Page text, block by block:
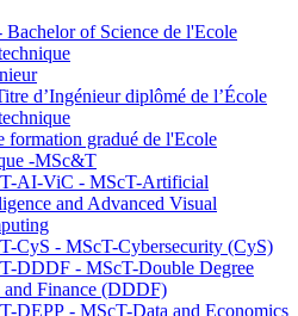
of Science de l'Ecole
d’Ingénieur diplômé de l’École
formation gradué de l'Ecole
-MSc&T
AI-ViC - MScT-Artificial
and Advanced Visual
CyS - MScT-Cybersecurity (CyS)
DDDF - MScT-Double Degree
and Finance (DDDF)
DEPP - MScT-Data and Economics